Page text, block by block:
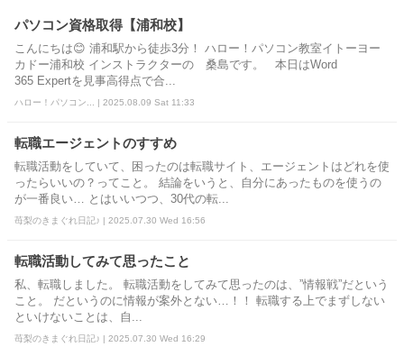
パソコン資格取得【浦和校】
こんにちは😊 浦和駅から徒歩3分！ ハロー！パソコン教室イトーヨー
カドー浦和校 インストラクターの 桑島です。 本日はWord
365 Expertを見事高得点で合...
ハロー！パソコン... | 2025.08.09 Sat 11:33
転職エージェントのすすめ
転職活動をしていて、困ったのは転職サイト、エージェントはどれを使
ったらいいの？ってこと。 結論をいうと、自分にあったものを使うの
が一番良い… とはいいつつ、30代の転...
苺梨のきまぐれ日記♪ | 2025.07.30 Wed 16:56
転職活動してみて思ったこと
私、転職しました。 転職活動をしてみて思ったのは、”情報戦”だという
こと。 だというのに情報が案外とない…！！ 転職する上でまずしない
といけないことは、自...
苺梨のきまぐれ日記♪ | 2025.07.30 Wed 16:29